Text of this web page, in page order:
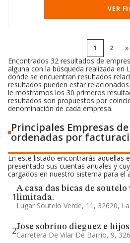
VER
1 2 »
Encontrados 32 resultados de
alguna con la búsqueda realizada en
donde se encuentran resultados
resultados pueden estar
le mostramos los 30 primeros
resultados son propuestos por
denominación de cada empresa.
Principales Empresas
ordenadas por
En este listado encontrarás aquellas
presentado sus cuentas anuales y
cargados en nuestro sistema para el
1
A casa das bicas de
limitada.
Lugar Soutelo Verde, 11, 32620,
2Jose sobrino dieguez e
Carretera De Vilar De Barrio, 9,